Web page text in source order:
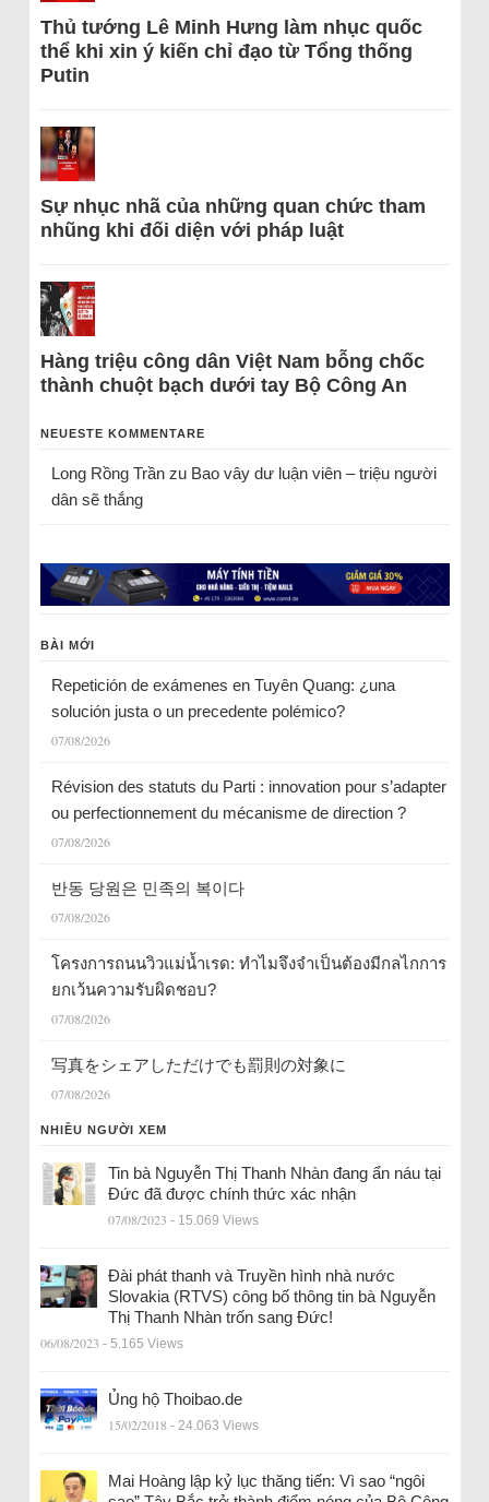
Thủ tướng Lê Minh Hưng làm nhục quốc
thể khi xin ý kiến chỉ đạo từ Tổng thống
Putin
Sự nhục nhã của những quan chức tham
nhũng khi đối diện với pháp luật
Hàng triệu công dân Việt Nam bỗng chốc
thành chuột bạch dưới tay Bộ Công An
NEUESTE KOMMENTARE
Long Rồng Trầnzu Bao vây dư luận viên – triệu người
dân sẽ thắng
BÀI MỚI
Repetición de exámenes en Tuyên Quang: ¿una
solución justa o un precedente polémico?
07/08/2026
Révision des statuts du Parti : innovation pour s’adapter
ou perfectionnement du mécanisme de direction ?
07/08/2026
반동 당원은 민족의 복이다
07/08/2026
โครงการถนนวิวแม่น้ำเรด: ทำไมจึงจำเป็นต้องมีกลไกการ
ยกเว้นความรับผิดชอบ?
07/08/2026
写真をシェアしただけでも罰則の対象に
07/08/2026
NHIỀU NGƯỜI XEM
Tin bà Nguyễn Thị Thanh Nhàn đang ẩn náu tại
Đức đã được chính thức xác nhận
07/08/2023 - 15.069 Views
Đài phát thanh và Truyền hình nhà nước
Slovakia (RTVS) công bố thông tin bà Nguyễn
Thị Thanh Nhàn trốn sang Đức!
06/08/2023 - 5.165 Views
Ủng hộ Thoibao.de
15/02/2018 - 24.063 Views
Mai Hoàng lập kỷ lục thăng tiến: Vì sao “ngôi